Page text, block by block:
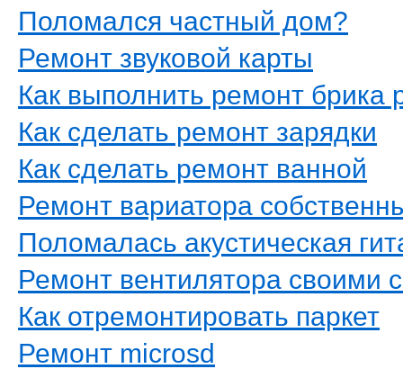
Поломался частный дом?
Ремонт звуковой карты
Как выполнить ремонт брика
Как сделать ремонт зарядки
Как сделать ремонт ванной
Ремонт вариатора
Поломалась акустическая
Ремонт вентилятора своими
Как отремонтировать паркет
Ремонт microsd